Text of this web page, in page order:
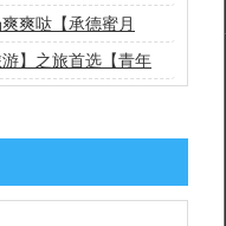
爽哒【承德蜜月
】之旅首选【青年